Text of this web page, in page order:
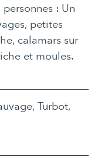
: Un
petites
calamars sur
et moules.
Turbot,